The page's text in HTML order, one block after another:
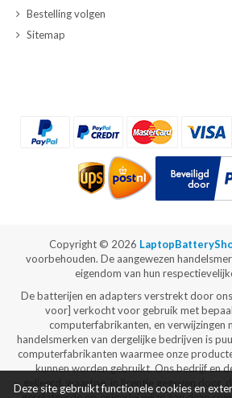
Bestelling volgen
Sitemap
Copyright © 2026
voorbehouden. De aangewezen
eigendom van hun
De batterijen en adapters verstrekt door
voor] verkocht voor gebruik met
computerfabrikanten, en verwijzingen
handelsmerken van dergelijke bedrijven is
computerfabrikanten waarmee onze
kunnen worden gebruikt. Ons bedrijf en
gelieerd, waartoe, in licentie gegeven door,
Deze site gebruikt functionele cookies en